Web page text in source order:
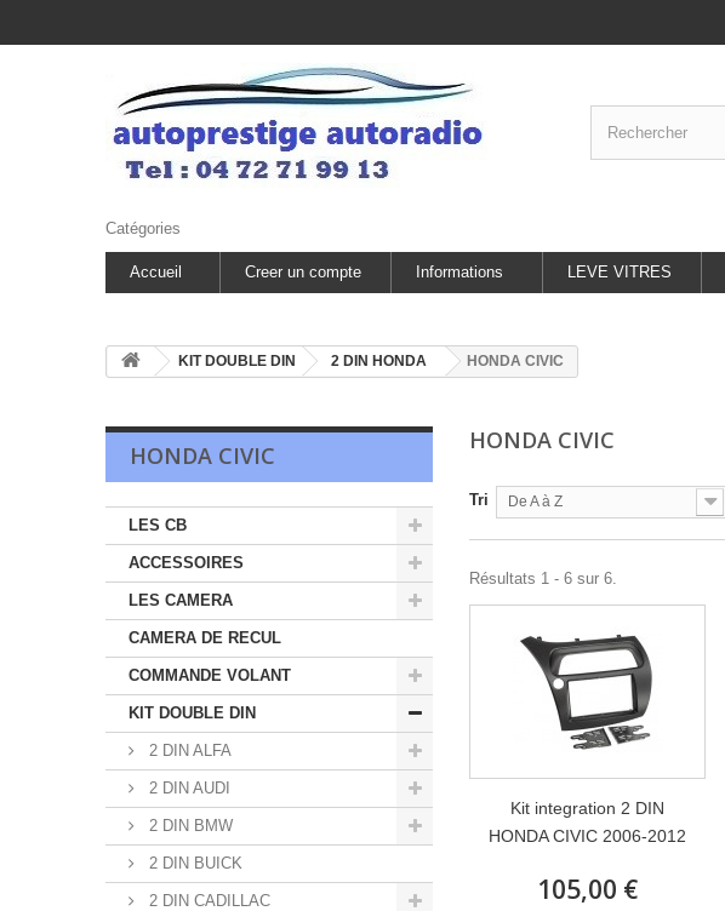
Catégories
Accueil Creer un compte Informations LEVE VITRES
KIT DOUBLE DIN 2 DIN HONDA HONDA CIVIC
HONDA CIVIC
LES CB
ACCESSOIRES
LES CAMERA
CAMERA DE RECUL
COMMANDE VOLANT
KIT DOUBLE DIN
2 DIN ALFA
2 DIN AUDI
2 DIN BMW
2 DIN BUICK
2 DIN CADILLAC
HONDA CIVIC
Tri De A à Z
Résultats 1 - 6 sur 6.
Kit integration 2 DIN
HONDA CIVIC 2006-2012
105,00 €